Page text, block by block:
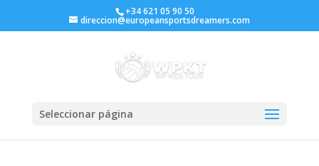
+34 621 05 90 50
direccion@europeansportsdreamers.com
Seleccionar página